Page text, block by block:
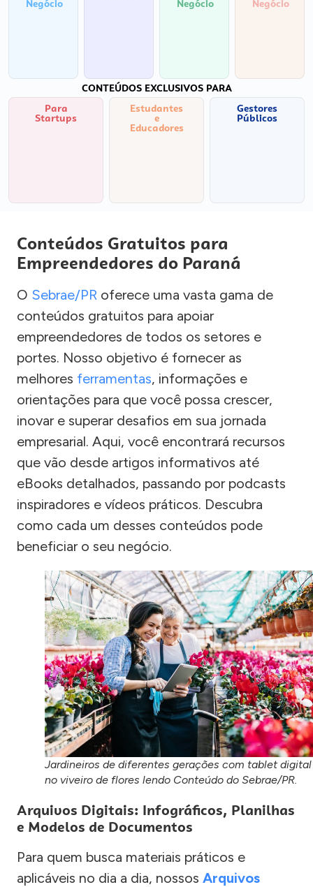
Negócio Negócio Negócio
CONTEÚDOS EXCLUSIVOS PARA
Para
Startups
Estudantes
e
Educadores
Gestores
Públicos
Conteúdos Gratuitos para
Empreendedores do Paraná
O Sebrae/PR oferece uma vasta gama de
conteúdos gratuitos para apoiar
empreendedores de todos os setores e
portes. Nosso objetivo é fornecer as
melhores ferramentas, informações e
orientações para que você possa crescer,
inovar e superar desafios em sua jornada
empresarial. Aqui, você encontrará recursos
que vão desde artigos informativos até
eBooks detalhados, passando por podcasts
inspiradores e vídeos práticos. Descubra
como cada um desses conteúdos pode
beneficiar o seu negócio.
Jardineiros de diferentes gerações com tablet digital
no viveiro de flores lendo Conteúdo do Sebrae/PR.
Arquivos Digitais: Infográficos, Planilhas
e Modelos de Documentos
Para quem busca materiais práticos e
aplicáveis no dia a dia, nossos Arquivos